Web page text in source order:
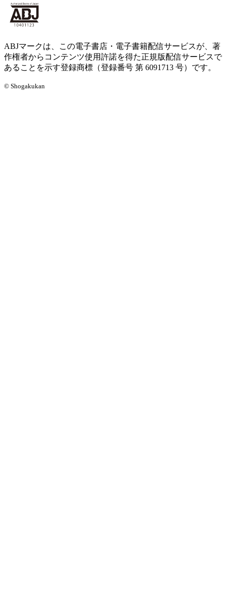
ABJマークは、この電子書店・電子書籍配信サービスが、著
作権者からコンテンツ使用許諾を得た正規版配信サービスで
あることを示す登録商標（登録番号 第 6091713 号）です。
© Shogakukan